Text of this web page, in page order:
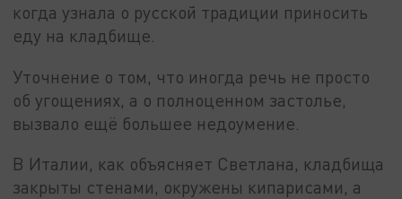
когда узнала о русской традиции приносить
еду на кладбище.
Уточнение о том, что иногда речь не просто
об угощениях, а о полноценном застолье,
вызвало ещё большее недоумение.
В Италии, как объясняет Светлана, кладбища
закрыты стенами, окружены кипарисами, а